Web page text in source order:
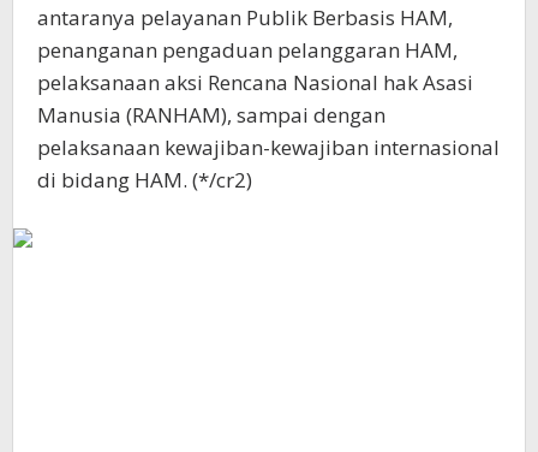
antaranya pelayanan Publik Berbasis HAM,
penanganan pengaduan pelanggaran HAM,
pelaksanaan aksi Rencana Nasional hak Asasi
Manusia (RANHAM), sampai dengan
pelaksanaan kewajiban-kewajiban internasional
di bidang HAM. (*/cr2)